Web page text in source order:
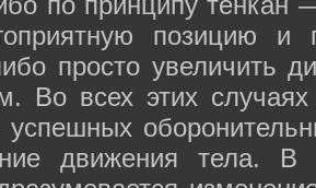
позицию и
просто увеличить
Во всех этих
успешных
движения тела.